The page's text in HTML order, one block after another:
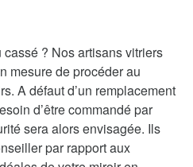
? Nos artisans vitriers
mesure de procéder au
A défaut d’un remplacement
d’être commandé par
sera alors envisagée. Ils
par rapport aux